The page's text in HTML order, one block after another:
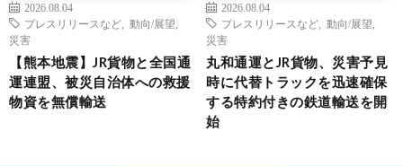
2026.08.04
プレスリリースなど
動向/展望
災害
【熊本地震】JR貨物と全国通
運連盟、被災自治体への救援
物資を無償輸送
2026.08.04
プレスリリースなど
動向/展望
災害
丸和通運とJR貨物、災害予見
時に代替トラックを迅速確保
する特約付きの鉄道輸送を開
始